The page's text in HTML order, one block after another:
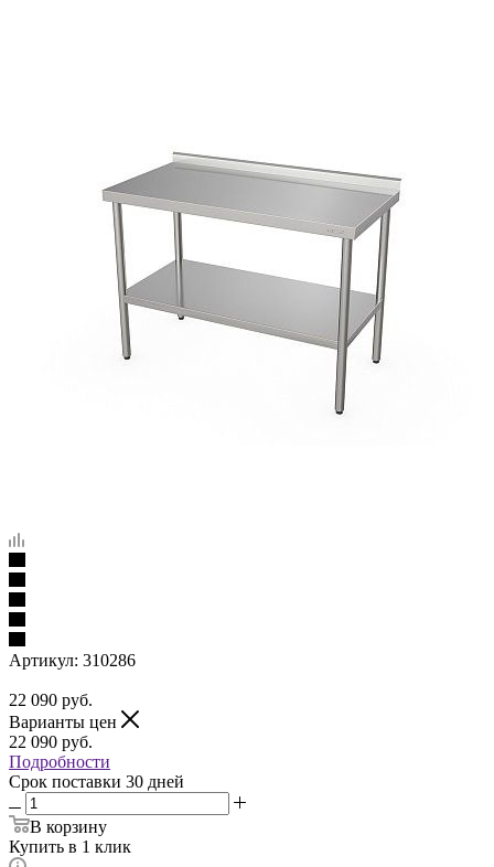
Артикул: 310286
22 090 руб.
Варианты цен
22 090 руб.
Подробности
Срок поставки 30 дней
В корзину
Купить в 1 клик